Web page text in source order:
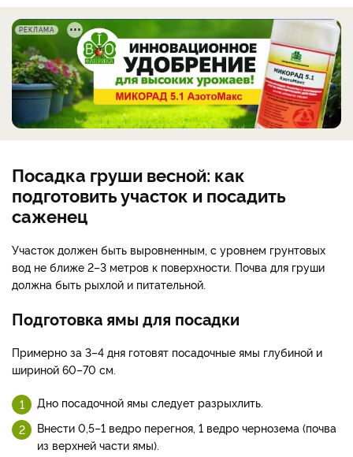
РЕКЛАМА
Посадка груши весной: как
подготовить участок и посадить
саженец
Участок должен быть выровненным, с уровнем грунтовых
вод не ближе 2–3 метров к поверхности. Почва для груши
должна быть рыхлой и питательной.
Подготовка ямы для посадки
Примерно за 3–4 дня готовят посадочные ямы глубиной и
шириной 60–70 см.
Дно посадочной ямы следует разрыхлить.
Внести 0,5–1 ведро перегноя, 1 ведро чернозема (почва
из верхней части ямы).